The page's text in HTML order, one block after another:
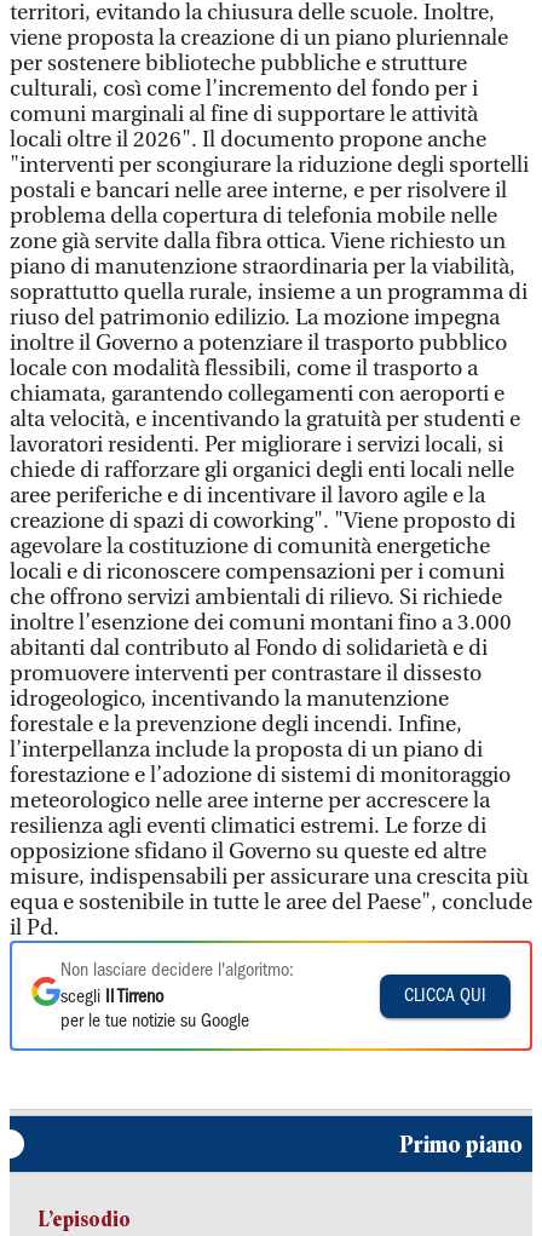
territori, evitando la chiusura delle scuole. Inoltre,
viene proposta la creazione di un piano pluriennale
per sostenere biblioteche pubbliche e strutture
culturali, così come l’incremento del fondo per i
comuni marginali al fine di supportare le attività
locali oltre il 2026". Il documento propone anche
"interventi per scongiurare la riduzione degli sportelli
postali e bancari nelle aree interne, e per risolvere il
problema della copertura di telefonia mobile nelle
zone già servite dalla fibra ottica. Viene richiesto un
piano di manutenzione straordinaria per la viabilità,
soprattutto quella rurale, insieme a un programma di
riuso del patrimonio edilizio. La mozione impegna
inoltre il Governo a potenziare il trasporto pubblico
locale con modalità flessibili, come il trasporto a
chiamata, garantendo collegamenti con aeroporti e
alta velocità, e incentivando la gratuità per studenti e
lavoratori residenti. Per migliorare i servizi locali, si
chiede di rafforzare gli organici degli enti locali nelle
aree periferiche e di incentivare il lavoro agile e la
creazione di spazi di coworking". "Viene proposto di
agevolare la costituzione di comunità energetiche
locali e di riconoscere compensazioni per i comuni
che offrono servizi ambientali di rilievo. Si richiede
inoltre l’esenzione dei comuni montani fino a 3.000
abitanti dal contributo al Fondo di solidarietà e di
promuovere interventi per contrastare il dissesto
idrogeologico, incentivando la manutenzione
forestale e la prevenzione degli incendi. Infine,
l’interpellanza include la proposta di un piano di
forestazione e l’adozione di sistemi di monitoraggio
meteorologico nelle aree interne per accrescere la
resilienza agli eventi climatici estremi. Le forze di
opposizione sfidano il Governo su queste ed altre
misure, indispensabili per assicurare una crescita più
equa e sostenibile in tutte le aree del Paese", conclude
il Pd.
Non lasciare decidere l'algoritmo:
scegli
Il Tirreno
per le tue notizie su Google
CLICCA QUI
Primo piano
L’episodio